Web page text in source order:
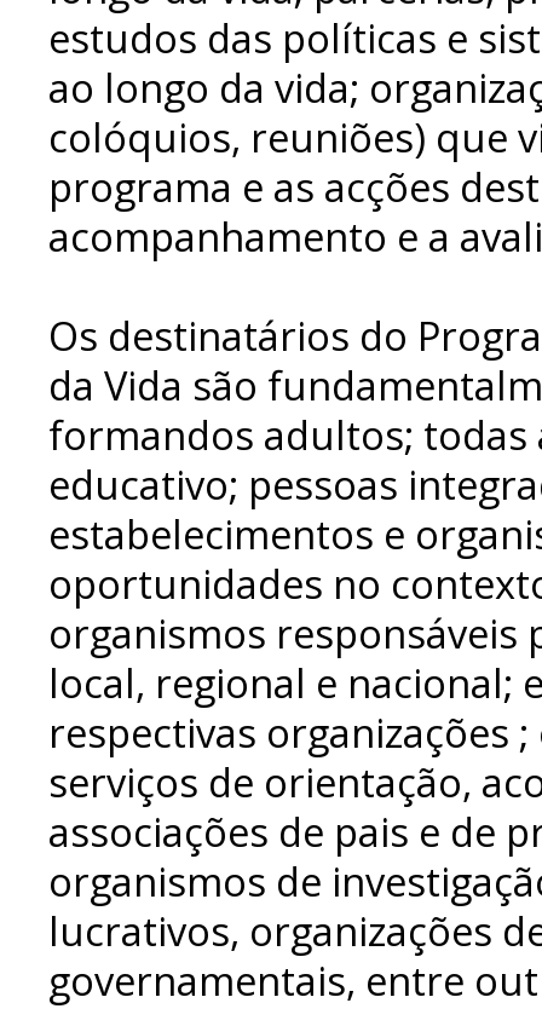
estudos das políticas e
ao longo da vida;
colóquios, reuniões) que
programa e as acções
acompanhamento e a
Os destinatários do
da Vida são
formandos adultos; todas
educativo; pessoas
estabelecimentos e
oportunidades no
organismos responsáveis
local, regional e nacional;
respectivas organizações
serviços de orientação,
associações de pais e de
organismos de
lucrativos, organizações
governamentais, entre